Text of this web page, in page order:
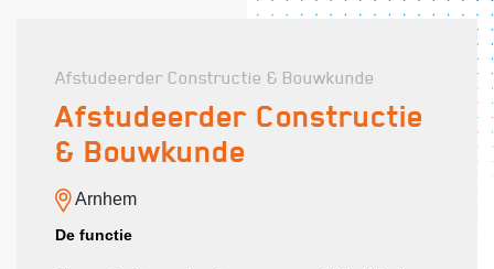
Afstudeerder Constructie & Bouwkunde
Afstudeerder Constructie
& Bouwkunde
Arnhem
De functie